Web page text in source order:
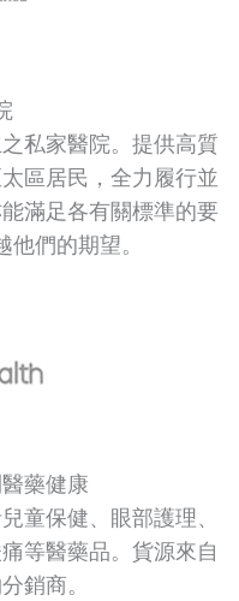
私家醫院。提供高質
區居民，全力履行並
滿足各有關標準的要
們的期望。
藥健康
童保健、眼部護理、
等醫藥品。貨源來自
銷商。